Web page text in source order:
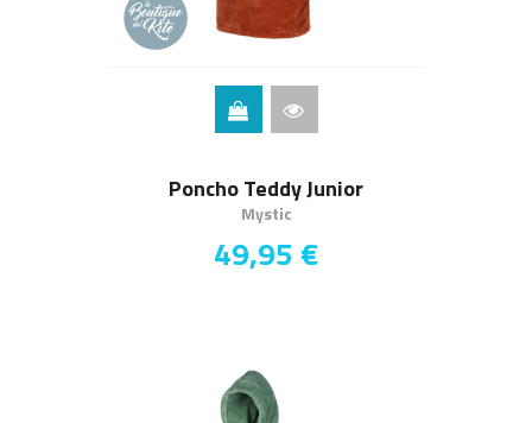
Poncho Teddy Junior
Mystic
49,95 €